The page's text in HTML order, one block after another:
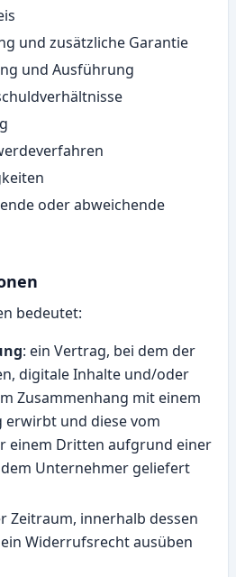
und zusätzliche Garantie
und Ausführung
oder abweichende
bedeutet:
: ein Vertrag, bei dem der
digitale Inhalte und/oder
Zusammenhang mit einem
erwirbt und diese vom
einem Dritten aufgrund einer
Unternehmer geliefert
Zeitraum, innerhalb dessen
Widerrufsrecht ausüben